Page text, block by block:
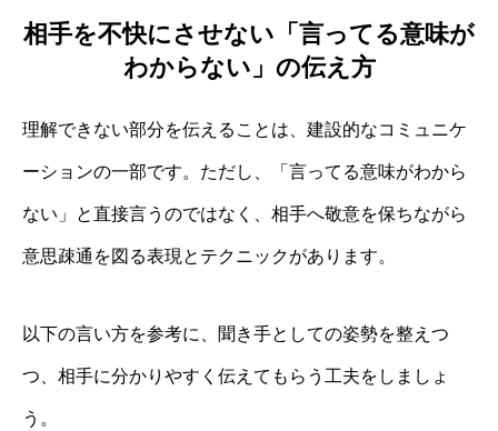
相手を不快にさせない「言ってる意味が
わからない」の伝え方
理解できない部分を伝えることは、建設的なコミュニケ
ーションの一部です。ただし、「言ってる意味がわから
ない」と直接言うのではなく、相手へ敬意を保ちながら
意思疎通を図る表現とテクニックがあります。
以下の言い方を参考に、聞き手としての姿勢を整えつ
つ、相手に分かりやすく伝えてもらう工夫をしましょ
う。